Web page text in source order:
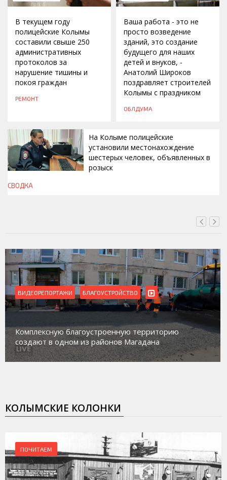
В текущем году
полицейские Колымы
составили свыше 250
административных
протоколов за
нарушение тишины и
покоя граждан
РЕМОНТ
Ваша работа - это не
просто возведение
зданий, это создание
будущего для наших
детей и внуков, -
Анатолий Широков
поздравляет строителей
Колымы с праздником
ОБЛДУМА
СЕГОДНЯ, 13:00
На Колыме полицейские
установили местонахождение
шестерых человек, объявленных в
розыск
СВОДКА
ВИДЕОРЕПОРТАЖИ БЛАГОУСТРОЙСТВО
Комплексную благоустроенную территорию
создают в одном из районов Магадана
КОЛЫМСКИЕ КОЛОНКИ
ПОЧИТАЕМ